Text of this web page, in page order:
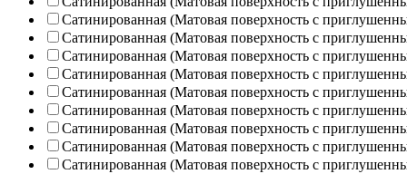
Сатинированная (Матовая поверхность с
Сатинированная (Матовая поверхность с
Сатинированная (Матовая поверхность с
Сатинированная (Матовая поверхность с
Сатинированная (Матовая поверхность с
Сатинированная (Матовая поверхность с
Сатинированная (Матовая поверхность с
Сатинированная (Матовая поверхность с
Сатинированная (Матовая поверхность с